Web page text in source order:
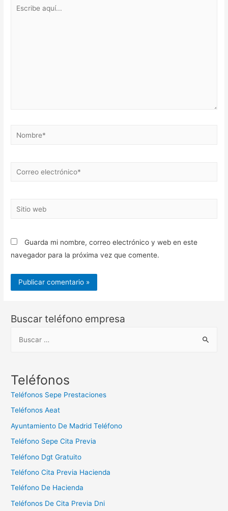
Nombre*
Correo
Sitio
Guarda mi nombre, correo electrónico y web en este
navegador para la próxima vez que comente.
Buscar teléfono empresa
c
Teléfonos
Teléfonos Sepe Prestaciones
Teléfonos Aeat
Ayuntamiento De Madrid Teléfono
Teléfono Sepe Cita Previa
Teléfono Dgt Gratuito
Teléfono Cita Previa Hacienda
Teléfono De Hacienda
Teléfonos De Cita Previa Dni